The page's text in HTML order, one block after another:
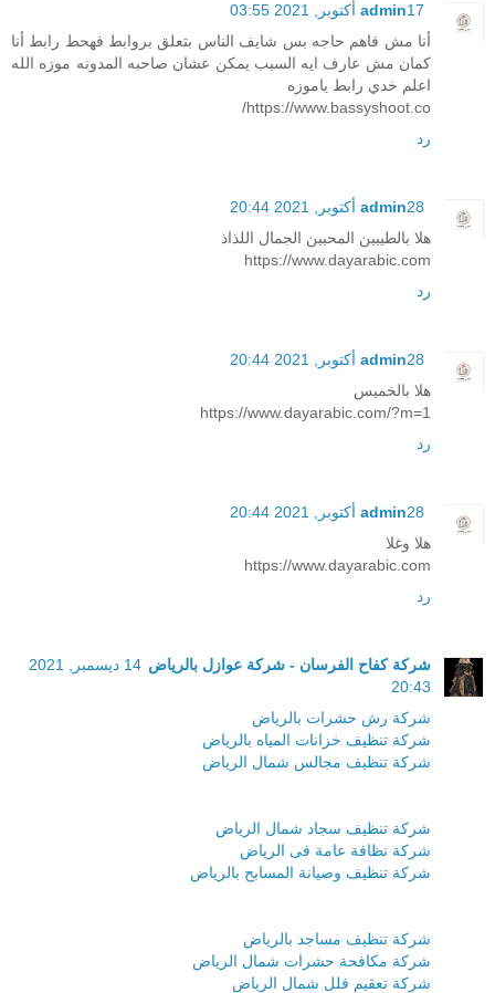
admin17 أكتوبر, 2021 03:55
أنا مش فاهم حاجه بس شايف الناس بتعلق بروابط فهحط رابط أنا
كمان مش عارف ايه السبب يمكن عشان صاحبه المدونه موزه الله
اعلم خدي رابط ياموزه
https://www.bassyshoot.co/
رد
admin28 أكتوبر, 2021 20:44
هلا بالطيبين المحبين الجمال اللذاذ
https://www.dayarabic.com
رد
admin28 أكتوبر, 2021 20:44
هلا بالخميس
https://www.dayarabic.com/?m=1
رد
admin28 أكتوبر, 2021 20:44
هلا وغلا
https://www.dayarabic.com
رد
شركة كفاح الفرسان - شركة عوازل بالرياض
14 ديسمبر, 2021
20:43
شركة رش حشرات بالرياض
شركة تنظيف خزانات المياه بالرياض
شركة تنظيف مجالس شمال الرياض
شركة تنظيف سجاد شمال الرياض
شركة نظافة عامة فى الرياض
شركة تنظيف وصيانة المسابح بالرياض
شركة تنظيف مساجد بالرياض
شركة مكافحة حشرات شمال الرياض
شركة تعقيم فلل شمال الرياض